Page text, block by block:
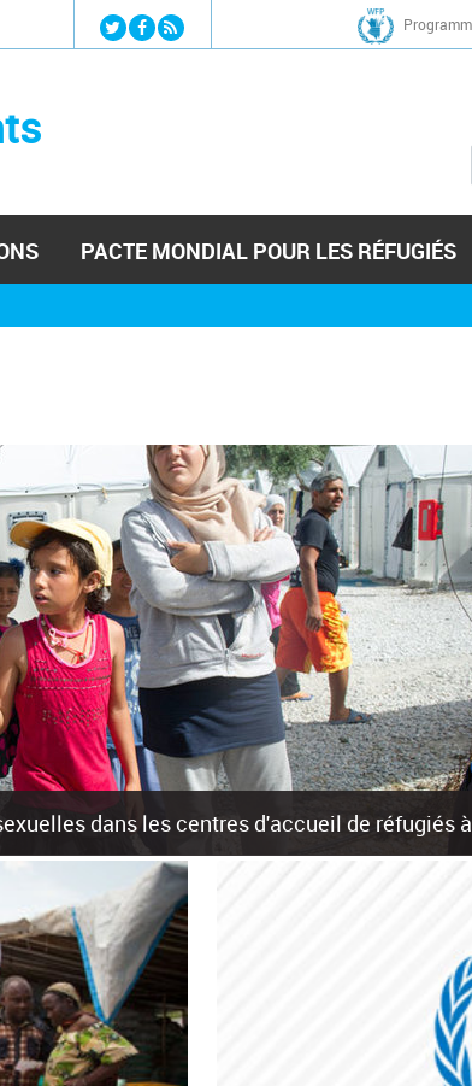
Jump to navigation
PACTE MONDIAL POUR LES RÉFUGIÉS
dans les centres d'accueil de réfugiés
îles grecques est source de violences et de harcèlement